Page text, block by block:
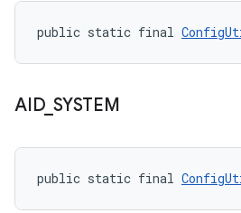
public static final
AID_ SYSTEM
public static final